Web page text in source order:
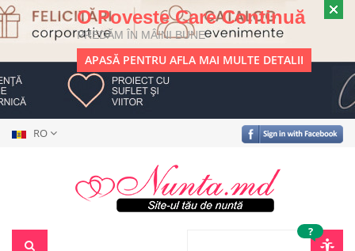
O Poveste Care Continuă
PREDĂM ÎN MÂINI BUNE
APASĂ PENTRU AFLA MAI MULTE DETALII
RO
?